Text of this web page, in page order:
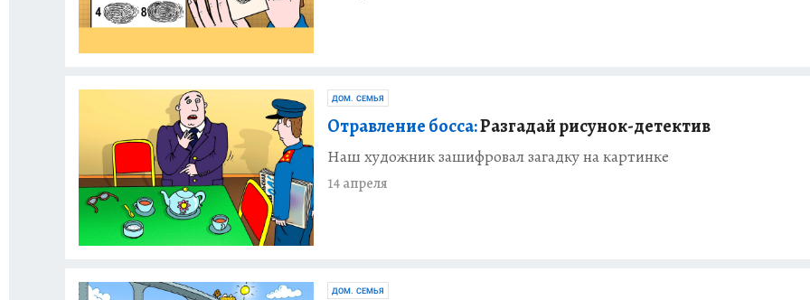
ДОМ. СЕМЬЯ
Отравление босса:Разгадай рисунок-детектив
Наш художник зашифровал загадку на картинке
14 апреля
ДОМ. СЕМЬЯ